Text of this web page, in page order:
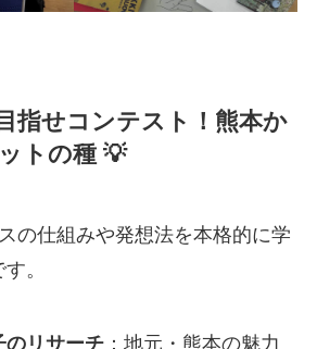
指せコンテスト！熊本か
トの種 💡
の仕組みや発想法を本格的に学
。
のリサーチ：地元・熊本の魅力